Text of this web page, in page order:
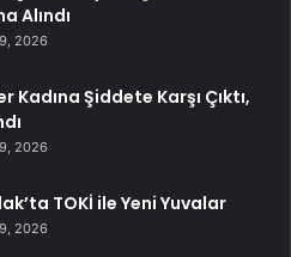
Alındı
2026
Kadına Şiddete Karşı Çıktı,
2026
TOKİ ile Yeni Yuvalar
2026